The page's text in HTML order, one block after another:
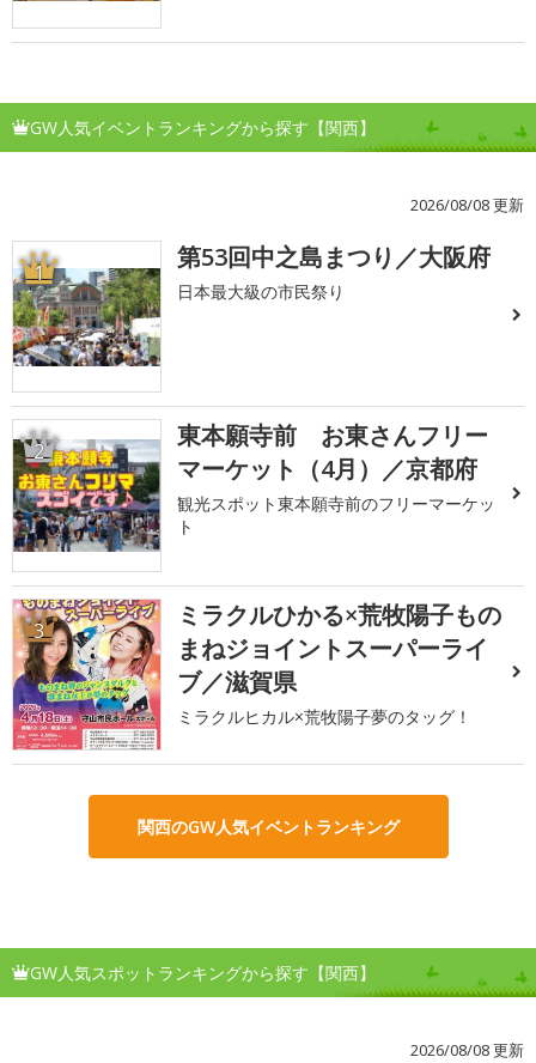
GW人気イベントランキングから探す【関西】
2026/08/08 更新
1 第53回中之島まつり／大阪府
日本最大級の市民祭り
2
東本願寺前 お東さんフリー
マーケット（4月）／京都府
観光スポット東本願寺前のフリーマーケッ
ト
3
ミラクルひかる×荒牧陽子もの
まねジョイントスーパーライ
ブ／滋賀県
ミラクルヒカル×荒牧陽子夢のタッグ！
関西のGW人気イベントランキング
GW人気スポットランキングから探す【関西】
2026/08/08 更新